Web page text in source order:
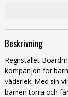
Beskrivning
Regnstället
kompanjon för
väderlek. Med sin
barnen torra och